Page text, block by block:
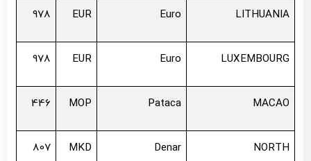
LITHUANIA
Euro
EUR
978
LUXEMBOURG
Euro
EUR
978
MACAO
Pataca
MOP
446
NORTH
Denar
MKD
807